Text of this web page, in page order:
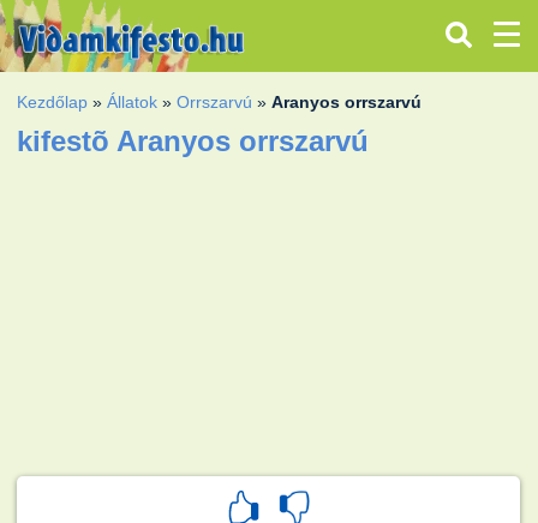
Kezdőlap »Állatok »Orrszarvú »Aranyos orrszarvú
kifestõ Aranyos orrszarvú